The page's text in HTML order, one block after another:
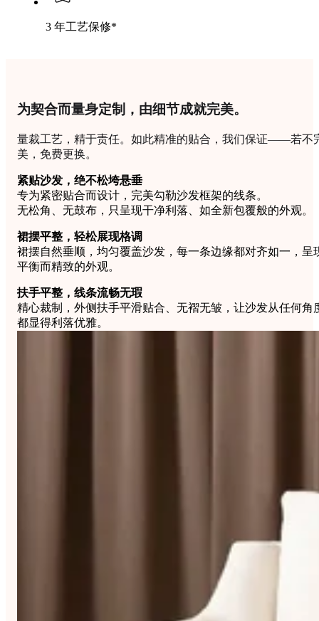
3 年工艺保修*
为契合而量身定制，由细节成就完美。
量裁工艺，精于责任。如此精准的贴合，我们保证——若不
美，免费更换。
紧贴沙发，绝不松垮悬垂
专为紧密贴合而设计，完美勾勒沙发框架的线条。
无松角、无鼓布，只呈现干净利落、如全新包覆般的外观。
裙摆平整，轻松展现格调
裙摆自然垂顺，均匀覆盖沙发，每一条边缘都对齐如一，呈
平衡而精致的外观。
扶手平整，线条流畅无瑕
精心裁制，外侧扶手平滑贴合、无褶无皱，让沙发从任何角
都显得利落优雅。